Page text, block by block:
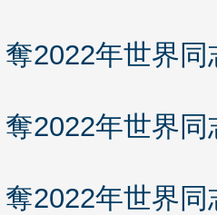
2022年世界
2022年世界
2022年世界